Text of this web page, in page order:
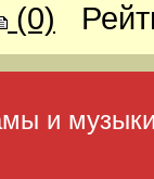
(0)
и